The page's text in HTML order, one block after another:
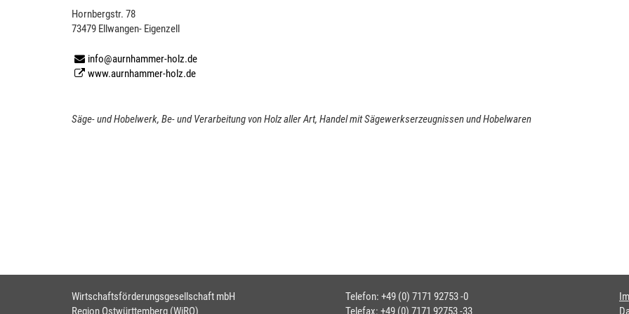
Hornbergstr. 78
73479 Ellwangen- Eigenzell
info@aurnhammer-holz.de
www.aurnhammer-holz.de
Säge- und Hobelwerk, Be- und Verarbeitung von Holz aller Art, Handel mit Sägewerkserzeugnissen und Hobelwaren
Wirtschaftsförderungsgesellschaft mbH
Region Ostwürttemberg (WiRO)
Telefon: +49 (0) 7171 92753 -0
Telefax: +49 (0) 7171 92753 -33